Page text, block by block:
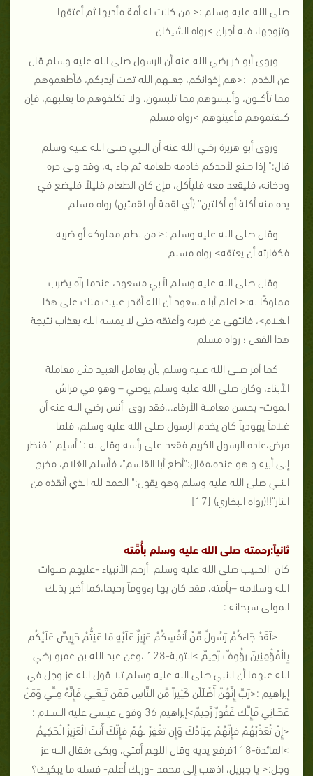
صلى الله عليه وسلم :< من كانت له أمة فأدبها ثم أعتقها
وتزوجها، فله أجران >رواه الشيخان
وروى أبو ذر رضي الله عنه أن الرسول صلى الله عليه وسلم قال
عن الخدم :<هم إخوانكم، جعلهم الله تحت أيديكم، فأطعموهم
مما تأكلون، وألبسوهم مما تلبسون، ولا تكلفوهم ما يغلبهم، فإن
كلفتموهم فأعينوهم >رواه مسلم
وروى أبو هريرة رضي الله عنه أن النبي صلى الله عليه وسلم
قال:" إذا صنع لأحدكم خادمه طعامه ثم جاء به، وقد ولى حره
ودخانه، فليقعد معه فليأكل، فإن كان الطعام قليلاً فليضع في
يده منه أكلة أو أكلتين" (أي لقمة أو لقمتين) رواه مسلم
وقال صلى الله عليه وسلم :< من لطم مملوكه أو ضربه
فكفارته أن يعتقه> رواه مسلم
وقال صلى الله عليه وسلم لأبي مسعود، عندما رآه يضرب
مملوكًا له:< اعلم أبا مسعود أن الله أقدر عليك منك على هذا
الغلام>، فانتهى عن ضربه وأعتقه حتى لا يمسه الله بعذاب نتيجة
هذا الفعل ؛ رواه مسلم
كما أمر صلى الله عليه وسلم بأن يعامل العبيد مثل معاملة
الأبناء، وكان صلى الله عليه وسلم يوصي – وهو في فراش
الموت- بحسن معاملة الأرقاء...فقد روى أنس رضي الله عنه أن
غلاماً يهودياً كان يخدم الرسول صلى الله عليه وسلم، فلما
مرض،عاده الرسول الكريم فقعد على رأسه وقال له :" أسلِم " فنظر
إلى أبيه و هو عنده،فقال:"أطع أبا القاسم"، فأسلم الغلام، فخرج
النبي صلى الله عليه وسلم وهو يقول:" الحمد لله الذي أنقذه من
النار"!!(رواه البخاري) [17]
ثانياً:رحمته صلى الله عليه وسلم بأُمَّته
كان الحبيب صلى الله عليه وسلم أرحم الأنبياء -عليهم صلوات
الله وسلامه –بأمته، فقد كان بها رءووفاً رحيما،كما أخبر بذلك
المولى سبحانه :
<لَقَدْ جَاءكُمْ رَسُولٌ مِّنْ أَنفُسِكُمْ عَزِيزٌ عَلَيْهِ مَا عَنِتُّمْ حَرِيصٌ عَلَيْكُم
بِالْمُؤْمِنِينَ رَؤُوفٌ رَّحِيمٌ >التوبة-128 ،وعن عبد الله بن عمرو رضي
الله عنهما أن النبي صلى الله عليه وسلم تلا قول الله عز وجل في
إبراهيم :<رَبِّ إِنَّهُنَّ أَضْلَلْنَ كَثِيراً مِّنَ النَّاسِ فَمَن تَبِعَنِي فَإِنَّهُ مِنِّي وَمَنْ
عَصَانِي فَإِنَّكَ غَفُورٌ رَّحِيمٌ>إبراهيم 36 وقول عيسى عليه السلام :
<إِنْ تُعَذِّبْهُمْ فَإِنَّهُمْ عِبَادُكَ وَإِن تَغْفِرْ لَهُمْ فَإِنَّكَ أَنتَ الْعَزِيزُ الْحَكِيمُ
>المائدة-118فرفع يديه وقال اللهم أمتي، وبكى ؛فقال الله عز
وجل:< يا جبريل، اذهب إلى محمد -وربك أعلم- فسله ما يبكيك؟